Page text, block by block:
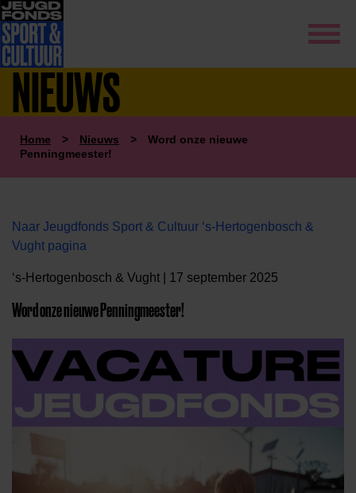
NIEUWS
Home > Nieuws >
Word onze nieuwe
Penningmeester!
Naar Jeugdfonds Sport & Cultuur ‘s-Hertogenbosch &
Vught pagina
‘s-Hertogenbosch & Vught | 17 september 2025
Word onze nieuwe Penningmeester!